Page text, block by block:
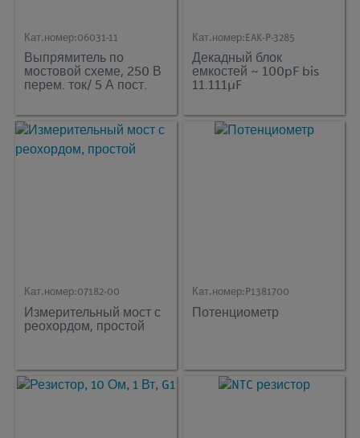
Кат.номер:06031-11
Выпрямитель по
мостовой схеме, 250 В
перем. ток/ 5 А пост.
Кат.номер: EAK-P-3285
Декадный блок
емкостей ~ 100pF bis
11.111µF
Кат.номер:07182-00
Измерительный мост с
реохордом, простой
Кат.номер: P1381700
Потенциометр